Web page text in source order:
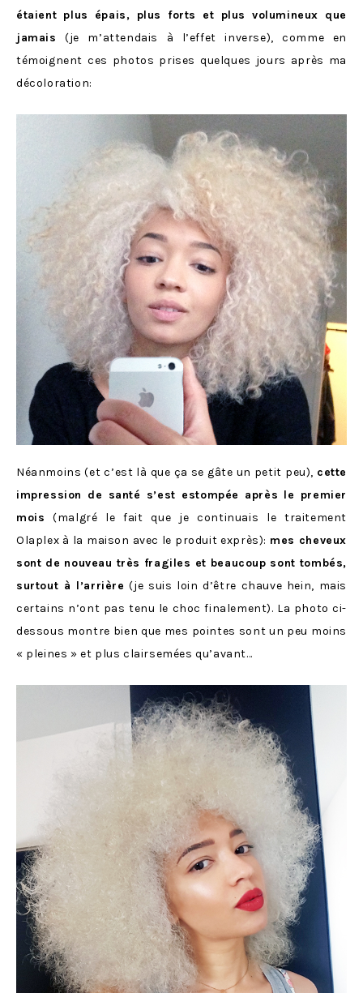
étaient plus épais, plus forts et plus volumineux que
jamais (je m’attendais à l’effet inverse), comme en
témoignent ces photos prises quelques jours après ma
décoloration:
Néanmoins (et c’est là que ça se gâte un petit peu), cette
impression de santé s’est estompée après le premier
mois (malgré le fait que je continuais le traitement
Olaplex à la maison avec le produit exprès): mes cheveux
sont de nouveau très fragiles et beaucoup sont tombés,
surtout à l’arrière (je suis loin d’être chauve hein, mais
certains n’ont pas tenu le choc finalement). La photo ci-
dessous montre bien que mes pointes sont un peu moins
« pleines » et plus clairsemées qu’avant…